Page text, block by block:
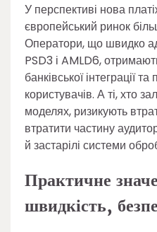
У перспективі нова
європейський ринок
Оператори, що швидко
PSD3 і AMLD6,
банківської інтеграції
користувачів. А ті, хто
моделях, ризикують
втратити частину
й застарілі системи
Практичне
швидкість,